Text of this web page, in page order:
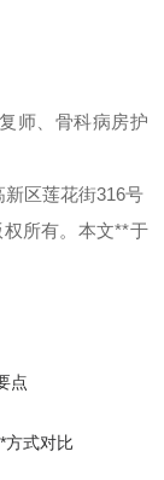
师、骨科病房护
区莲花街316号
所有。本文**于
点
方式对比